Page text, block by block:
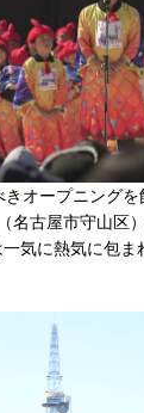
きオープニング
名古屋市守山区
気に熱気に包ま